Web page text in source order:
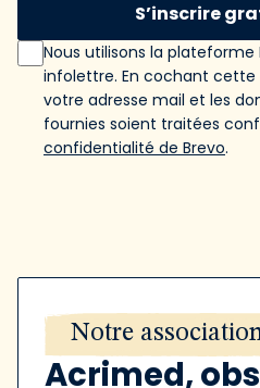
S’inscrire
Nous utilisons la
infolettre. En cochant
votre adresse mail et les
fournies soient traitées
confidentialité de Brevo.
Notre
Acrimed,